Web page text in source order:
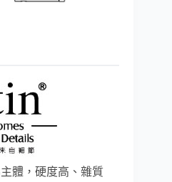
體，硬度高、雜質